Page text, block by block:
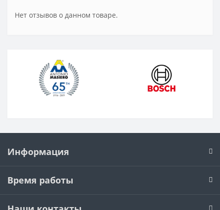
Нет отзывов о данном товаре.
Информация
Время работы